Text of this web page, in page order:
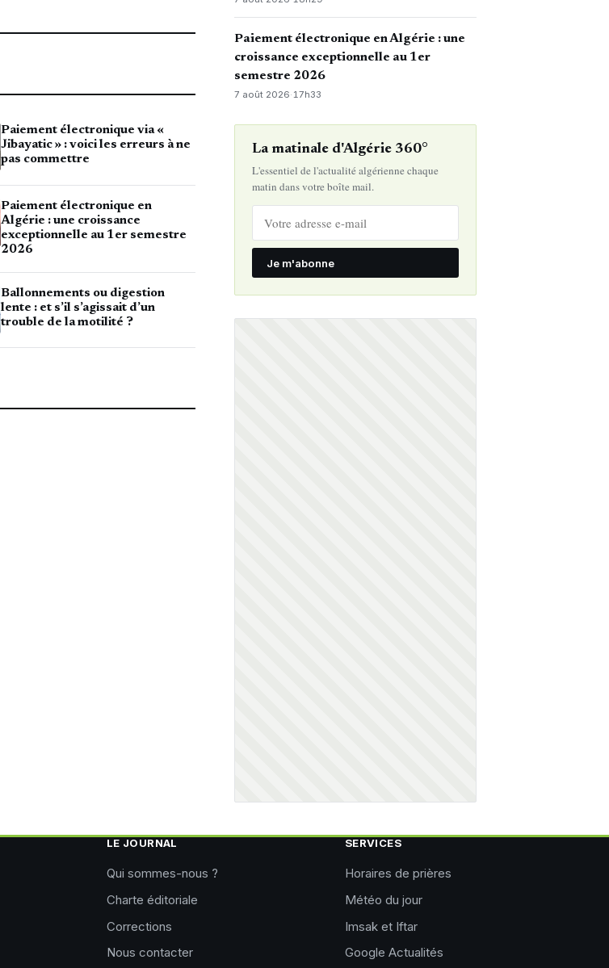
Paiement électronique via «
Jibayatic » : voici les erreurs à ne
pas commettre
Paiement électronique en
Algérie : une croissance
exceptionnelle au 1er semestre
2026
Ballonnements ou digestion
lente : et s’il s’agissait d’un
trouble de la motilité ?
Paiement électronique en Algérie : une
croissance exceptionnelle au 1er
semestre 2026
7 août 2026· 17h33
La matinale d'Algérie 360°
L'essentiel de l'actualité algérienne chaque
matin dans votre boîte mail.
Je m'abonne
LE JOURNAL
Qui sommes-nous ?
Charte éditoriale
Corrections
Nous contacter
SERVICES
Horaires de prières
Météo du jour
Imsak et Iftar
Google Actualités